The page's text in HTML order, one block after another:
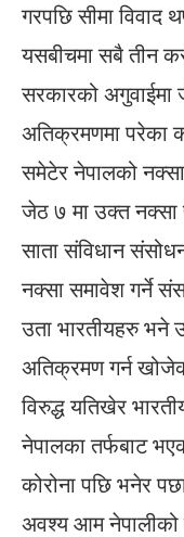
गरपछि सीमा विवाद
यसबीचमा सबै तीन
सरकारको अगुवाईमा
अतिक्रमणमा परेका
समेटेर नेपालको नक्सा
जेठ ७ मा उक्त
साता संविधान
नक्सा समावेश गर्ने
उता भारतीयहरु
अतिक्रमण गर्न
विरुद्ध यतिखेर
नेपालका तर्फबाट
कोरोना पछि भनेर
अवश्य आम